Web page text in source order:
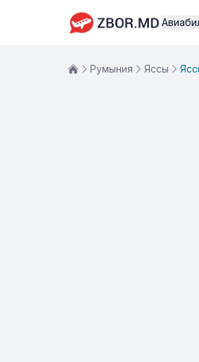
Румыния Яссы